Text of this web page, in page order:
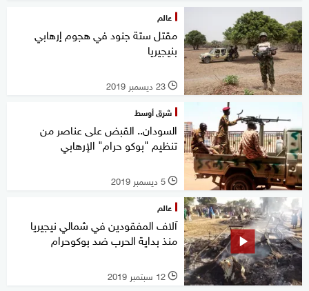
عالم
مقتل ستة جنود في هجوم إرهابي
بنيجيريا
l 23 ديسمبر 2019
شرق أوسط
السودان.. القبض على عناصر من
تنظيم "بوكو حرام" الإرهابي
l 5 ديسمبر 2019
عالم
آلاف المفقودين في شمالي نيجيريا
منذ بداية الحرب ضد بوكوحرام
l 12 سبتمبر 2019